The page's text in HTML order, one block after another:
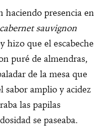
haciendo presencia en
cabernet sauvignon
hizo que el escabeche
puré de almendras,
de la mesa que
sabor amplio y acidez
las papilas
se paseaba.